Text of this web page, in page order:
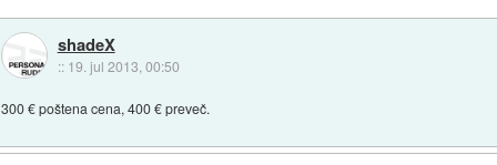
shadeX
:: 19. jul 2013, 00:50
300 € poštena cena, 400 € preveč.